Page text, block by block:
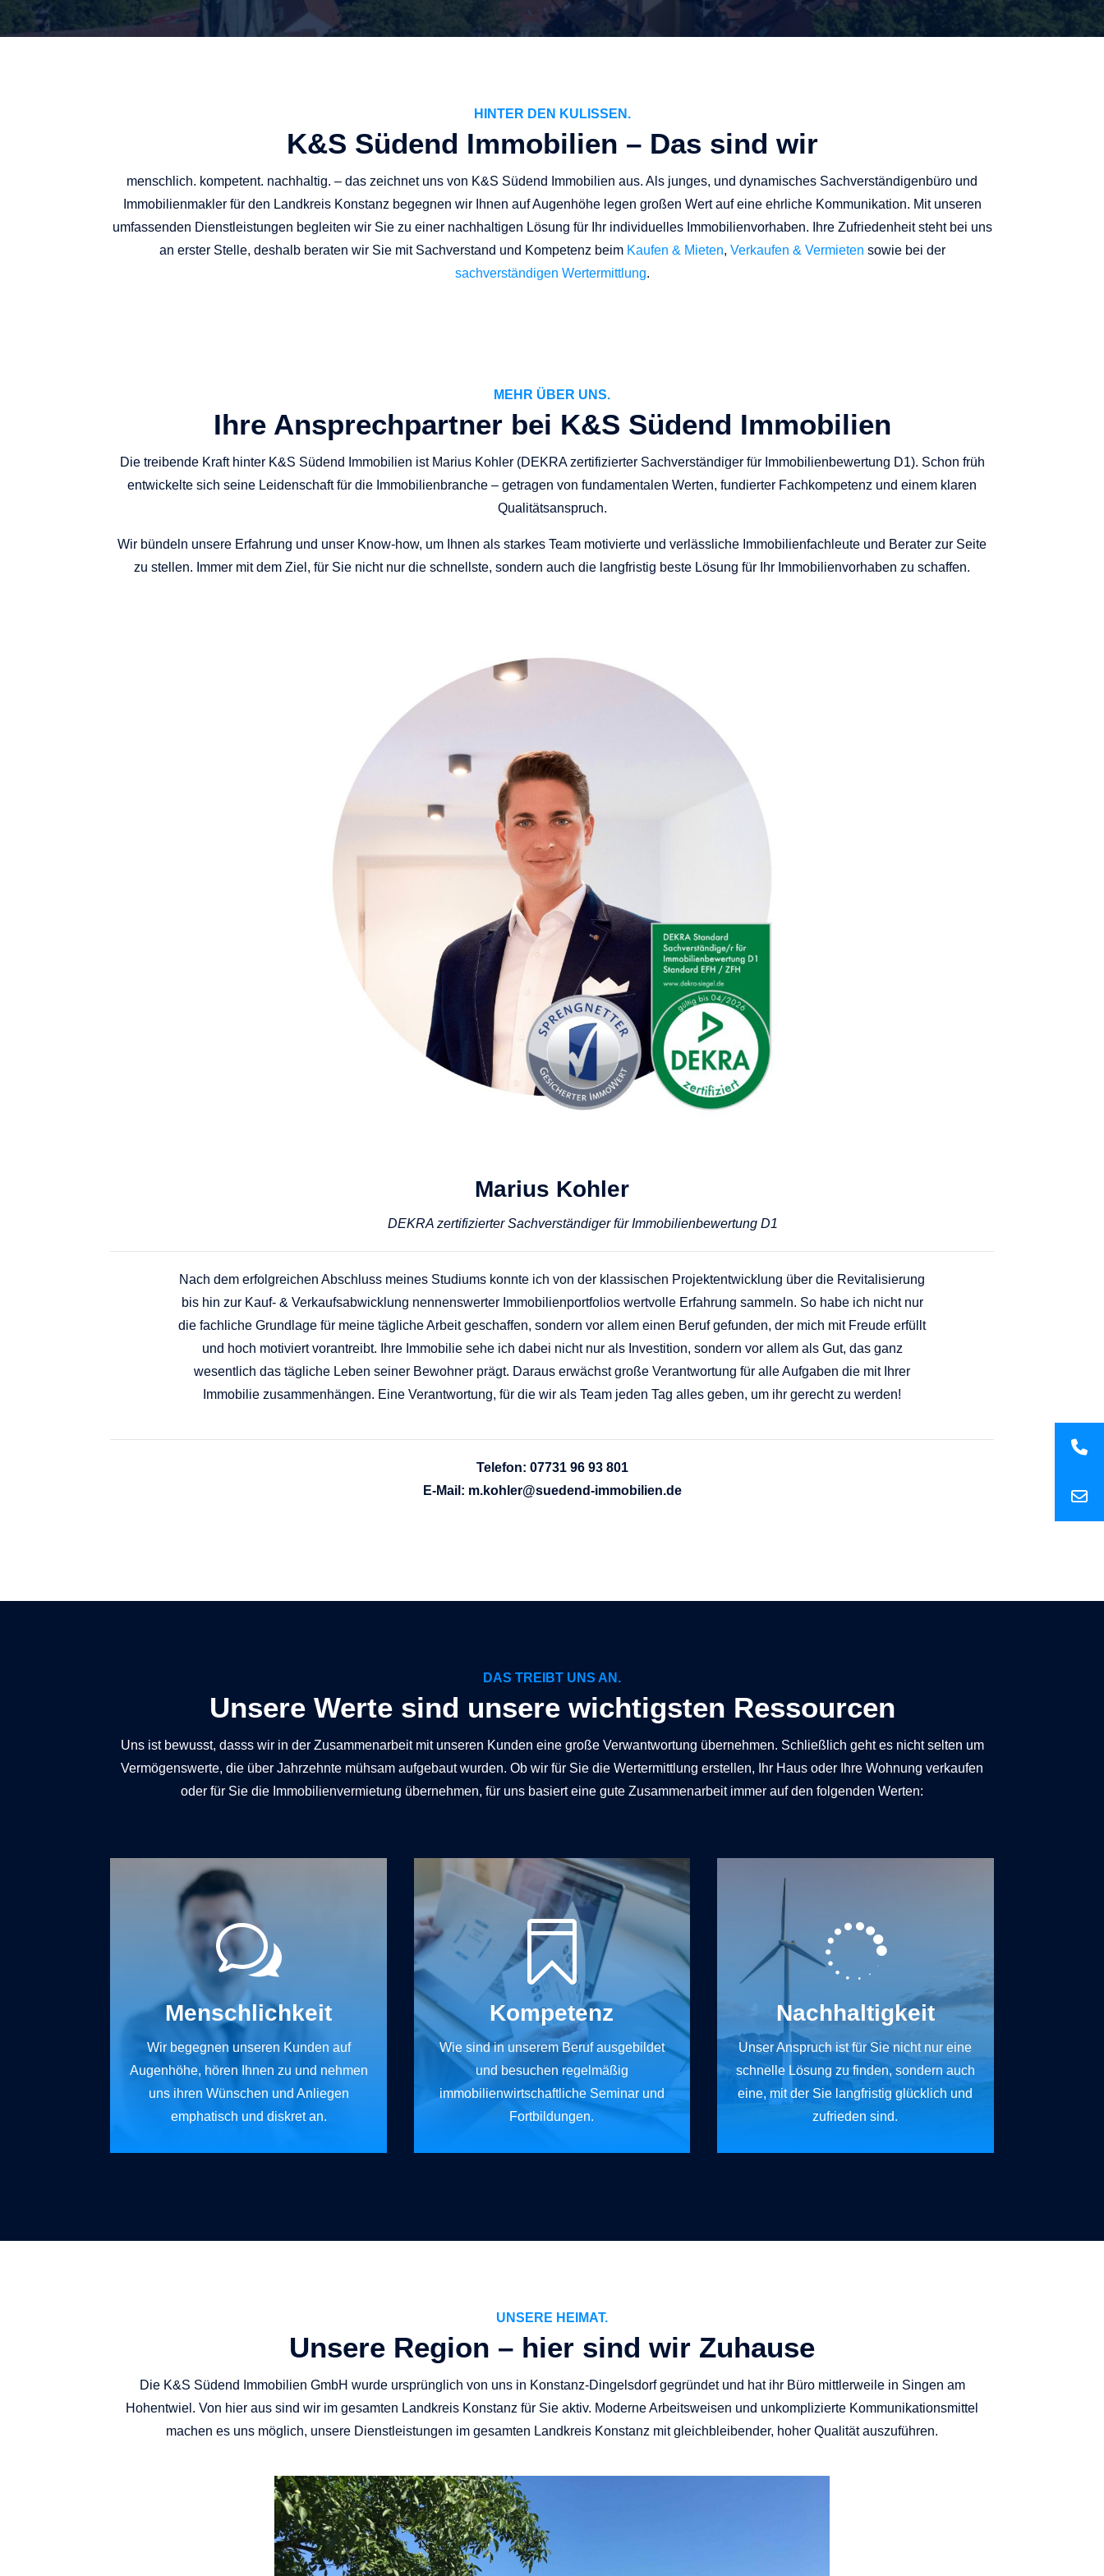
HINTER DEN KULISSEN.
K&S Südend Immobilien – Das sind wir
menschlich. kompetent. nachhaltig. – das zeichnet uns von K&S Südend Immobilien aus. Als junges, und dynamisches Sachverständigenbüro und
Immobilienmakler für den Landkreis Konstanz begegnen wir Ihnen auf Augenhöhe legen großen Wert auf eine ehrliche Kommunikation. Mit unseren
umfassenden Dienstleistungen begleiten wir Sie zu einer nachhaltigen Lösung für Ihr individuelles Immobilienvorhaben. Ihre Zufriedenheit steht bei uns
an erster Stelle, deshalb beraten wir Sie mit Sachverstand und Kompetenz beim Kaufen & Mieten, Verkaufen & Vermieten sowie bei der
sachverständigen Wertermittlung.
MEHR ÜBER UNS.
Ihre Ansprechpartner bei K&S Südend Immobilien
Die treibende Kraft hinter K&S Südend Immobilien ist Marius Kohler (DEKRA zertifizierter Sachverständiger für Immobilienbewertung D1). Schon früh
entwickelte sich seine Leidenschaft für die Immobilienbranche – getragen von fundamentalen Werten, fundierter Fachkompetenz und einem klaren
Qualitätsanspruch.
Wir bündeln unsere Erfahrung und unser Know-how, um Ihnen als starkes Team motivierte und verlässliche Immobilienfachleute und Berater zur Seite
zu stellen. Immer mit dem Ziel, für Sie nicht nur die schnellste, sondern auch die langfristig beste Lösung für Ihr Immobilienvorhaben zu schaffen.
Marius Kohler
DEKRA zertifizierter Sachverständiger für Immobilienbewertung D1
Nach dem erfolgreichen Abschluss meines Studiums konnte ich von der klassischen Projektentwicklung über die Revitalisierung
bis hin zur Kauf- & Verkaufsabwicklung nennenswerter Immobilienportfolios wertvolle Erfahrung sammeln. So habe ich nicht nur
die fachliche Grundlage für meine tägliche Arbeit geschaffen, sondern vor allem einen Beruf gefunden, der mich mit Freude erfüllt
und hoch motiviert vorantreibt. Ihre Immobilie sehe ich dabei nicht nur als Investition, sondern vor allem als Gut, das ganz
wesentlich das tägliche Leben seiner Bewohner prägt. Daraus erwächst große Verantwortung für alle Aufgaben die mit Ihrer
Immobilie zusammenhängen. Eine Verantwortung, für die wir als Team jeden Tag alles geben, um ihr gerecht zu werden!
Telefon: 07731 96 93 801
E-Mail: m.kohler@suedend-immobilien.de
DAS TREIBT UNS AN.
Unsere Werte sind unsere wichtigsten Ressourcen
Uns ist bewusst, dasss wir in der Zusammenarbeit mit unseren Kunden eine große Verwantwortung übernehmen. Schließlich geht es nicht selten um
Vermögenswerte, die über Jahrzehnte mühsam aufgebaut wurden. Ob wir für Sie die Wertermittlung erstellen, Ihr Haus oder Ihre Wohnung verkaufen
oder für Sie die Immobilienvermietung übernehmen, für uns basiert eine gute Zusammenarbeit immer auf den folgenden Werten:
w
Menschlichkeit
Wir begegnen unseren Kunden auf
Augenhöhe, hören Ihnen zu und nehmen
uns ihren Wünschen und Anliegen
emphatisch und diskret an.

Kompetenz
Wie sind in unserem Beruf ausgebildet
und besuchen regelmäßig
immobilienwirtschaftliche Seminar und
Fortbildungen.

Nachhaltigkeit
Unser Anspruch ist für Sie nicht nur eine
schnelle Lösung zu finden, sondern auch
eine, mit der Sie langfristig glücklich und
zufrieden sind.
UNSERE HEIMAT.
Unsere Region – hier sind wir Zuhause
Die K&S Südend Immobilien GmbH wurde ursprünglich von uns in Konstanz-Dingelsdorf gegründet und hat ihr Büro mittlerweile in Singen am
Hohentwiel. Von hier aus sind wir im gesamten Landkreis Konstanz für Sie aktiv. Moderne Arbeitsweisen und unkomplizierte Kommunikationsmittel
machen es uns möglich, unsere Dienstleistungen im gesamten Landkreis Konstanz mit gleichbleibender, hoher Qualität auszuführen.